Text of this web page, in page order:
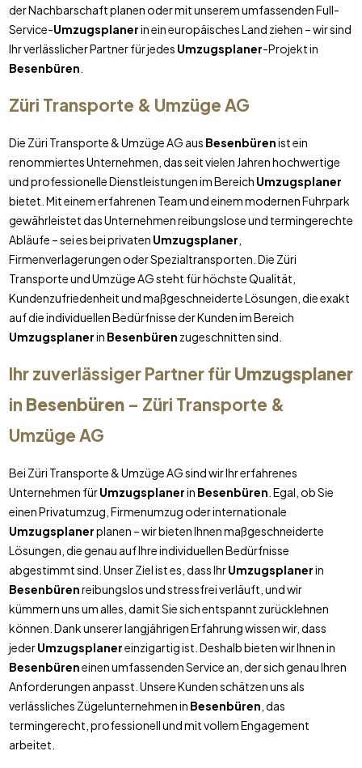
der Nachbarschaft planen oder mit unserem umfassenden Full-
Service-Umzugsplanerin ein europäisches Land ziehen – wir sind
Ihr verlässlicher Partner für jedes Umzugsplaner-Projekt in
Besenbüren
Züri Transporte & Umzüge AG
Die Züri Transporte & Umzüge AG aus Besenbürenist ein
renommiertes Unternehmen, das seit vielen Jahren hochwertige
und professionelle Dienstleistungen im Bereich Umzugsplaner
bietet. Mit einem erfahrenen Team und einem modernen Fuhrpark
gewährleistet das Unternehmen reibungslose und termingerechte
Abläufe – sei es bei privaten Umzugsplaner
Firmenverlagerungen oder Spezialtransporten. Die Züri
Transporte und Umzüge AG steht für höchste Qualität,
Kundenzufriedenheit und maßgeschneiderte Lösungen, die exakt
auf die individuellen Bedürfnisse der Kunden im Bereich
Umzugsplanerin Besenbüren zugeschnitten sind.
Ihr zuverlässiger Partner fürUmzugsplaner
in Besenbüren– Züri Transporte &
Umzüge AG
Bei Züri Transporte & Umzüge AG sind wir Ihr erfahrenes
Unternehmen fürUmzugsplanerin Besenbüren . Egal, ob Sie
einen Privatumzug, Firmenumzug oder internationale
Umzugsplanerplanen – wir bieten Ihnen maßgeschneiderte
Lösungen, die genau auf Ihre individuellen Bedürfnisse
abgestimmt sind. Unser Ziel ist es, dass IhrUmzugsplanerin
Besenbürenreibungslos und stressfrei verläuft, und wir
kümmern uns um alles, damit Sie sich entspannt zurücklehnen
können. Dank unserer langjährigen Erfahrung wissen wir, dass
jederUmzugsplanereinzigartig ist. Deshalb bieten wir Ihnen in
Besenbüreneinen umfassenden Service an, der sich genau Ihren
Anforderungen anpasst. Unsere Kunden schätzen uns als
verlässliches Zügelunternehmen in Besenbüren , das
termingerecht, professionell und mit vollem Engagement
arbeitet.